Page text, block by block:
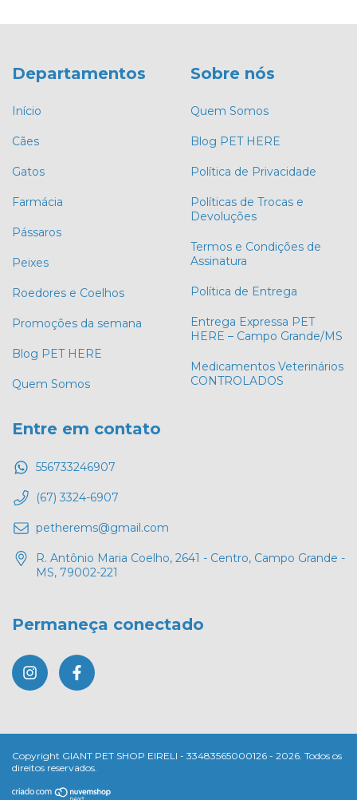
Departamentos
Início
Cães
Gatos
Farmácia
Pássaros
Peixes
Roedores e Coelhos
Promoções da semana
Blog PET HERE
Quem Somos
Sobre nós
Quem Somos
Blog PET HERE
Política de Privacidade
Políticas de Trocas e
Devoluções
Termos e Condições de
Assinatura
Política de Entrega
Entrega Expressa PET
HERE – Campo Grande/MS
Medicamentos Veterinários
CONTROLADOS
Entre em contato
556733246907
(67) 3324-6907
petherems@gmail.com
R. Antônio Maria Coelho, 2641 - Centro, Campo Grande -
MS, 79002-221
Permaneça conectado
Copyright GIANT PET SHOP EIRELI - 33483565000126 - 2026. Todos os
direitos reservados.